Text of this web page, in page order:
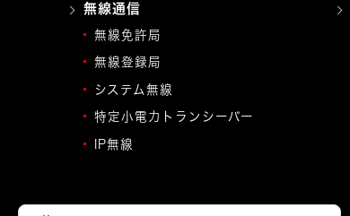
無線通信
無線免許局
無線登録局
システム無線
特定小電力トランシーバー
IP無線